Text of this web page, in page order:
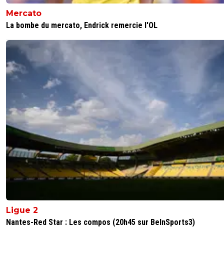
Mercato
La bombe du mercato, Endrick remercie l'OL
Ligue 2
Nantes-Red Star : Les compos (20h45 sur BeInSports3)